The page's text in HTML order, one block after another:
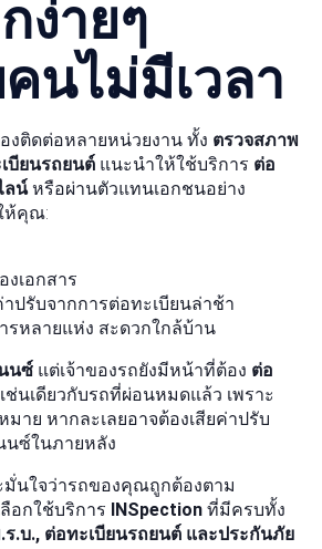
ง่ายๆ
นไม่มีเวลา
งติดต่อหลายหน่วยงาน ทั้ง ตรวจสภาพ
บียนรถยนต์ แนะนำให้ใช้บริการ ต่อ
ลน์หรือผ่านตัวแทนเอกชนอย่าง
ห้คุณ:
งเอกสาร
ปรับจากการต่อทะเบียนล่าช้า
รหลายแห่ง สะดวกใกล้บ้าน
นซ์ แต่เจ้าของรถยังมีหน้าที่ต้อง ต่อ
เช่นเดียวกับรถที่ผ่อนหมดแล้ว เพราะ
าย หากละเลยอาจต้องเสียค่าปรับ
ซ์ในภายหลัง
มั่นใจว่ารถของคุณถูกต้องตาม
อกใช้บริการ INSpection ที่มีครบทั้ง
.บ., ต่อทะเบียนรถยนต์ และประกันภัย